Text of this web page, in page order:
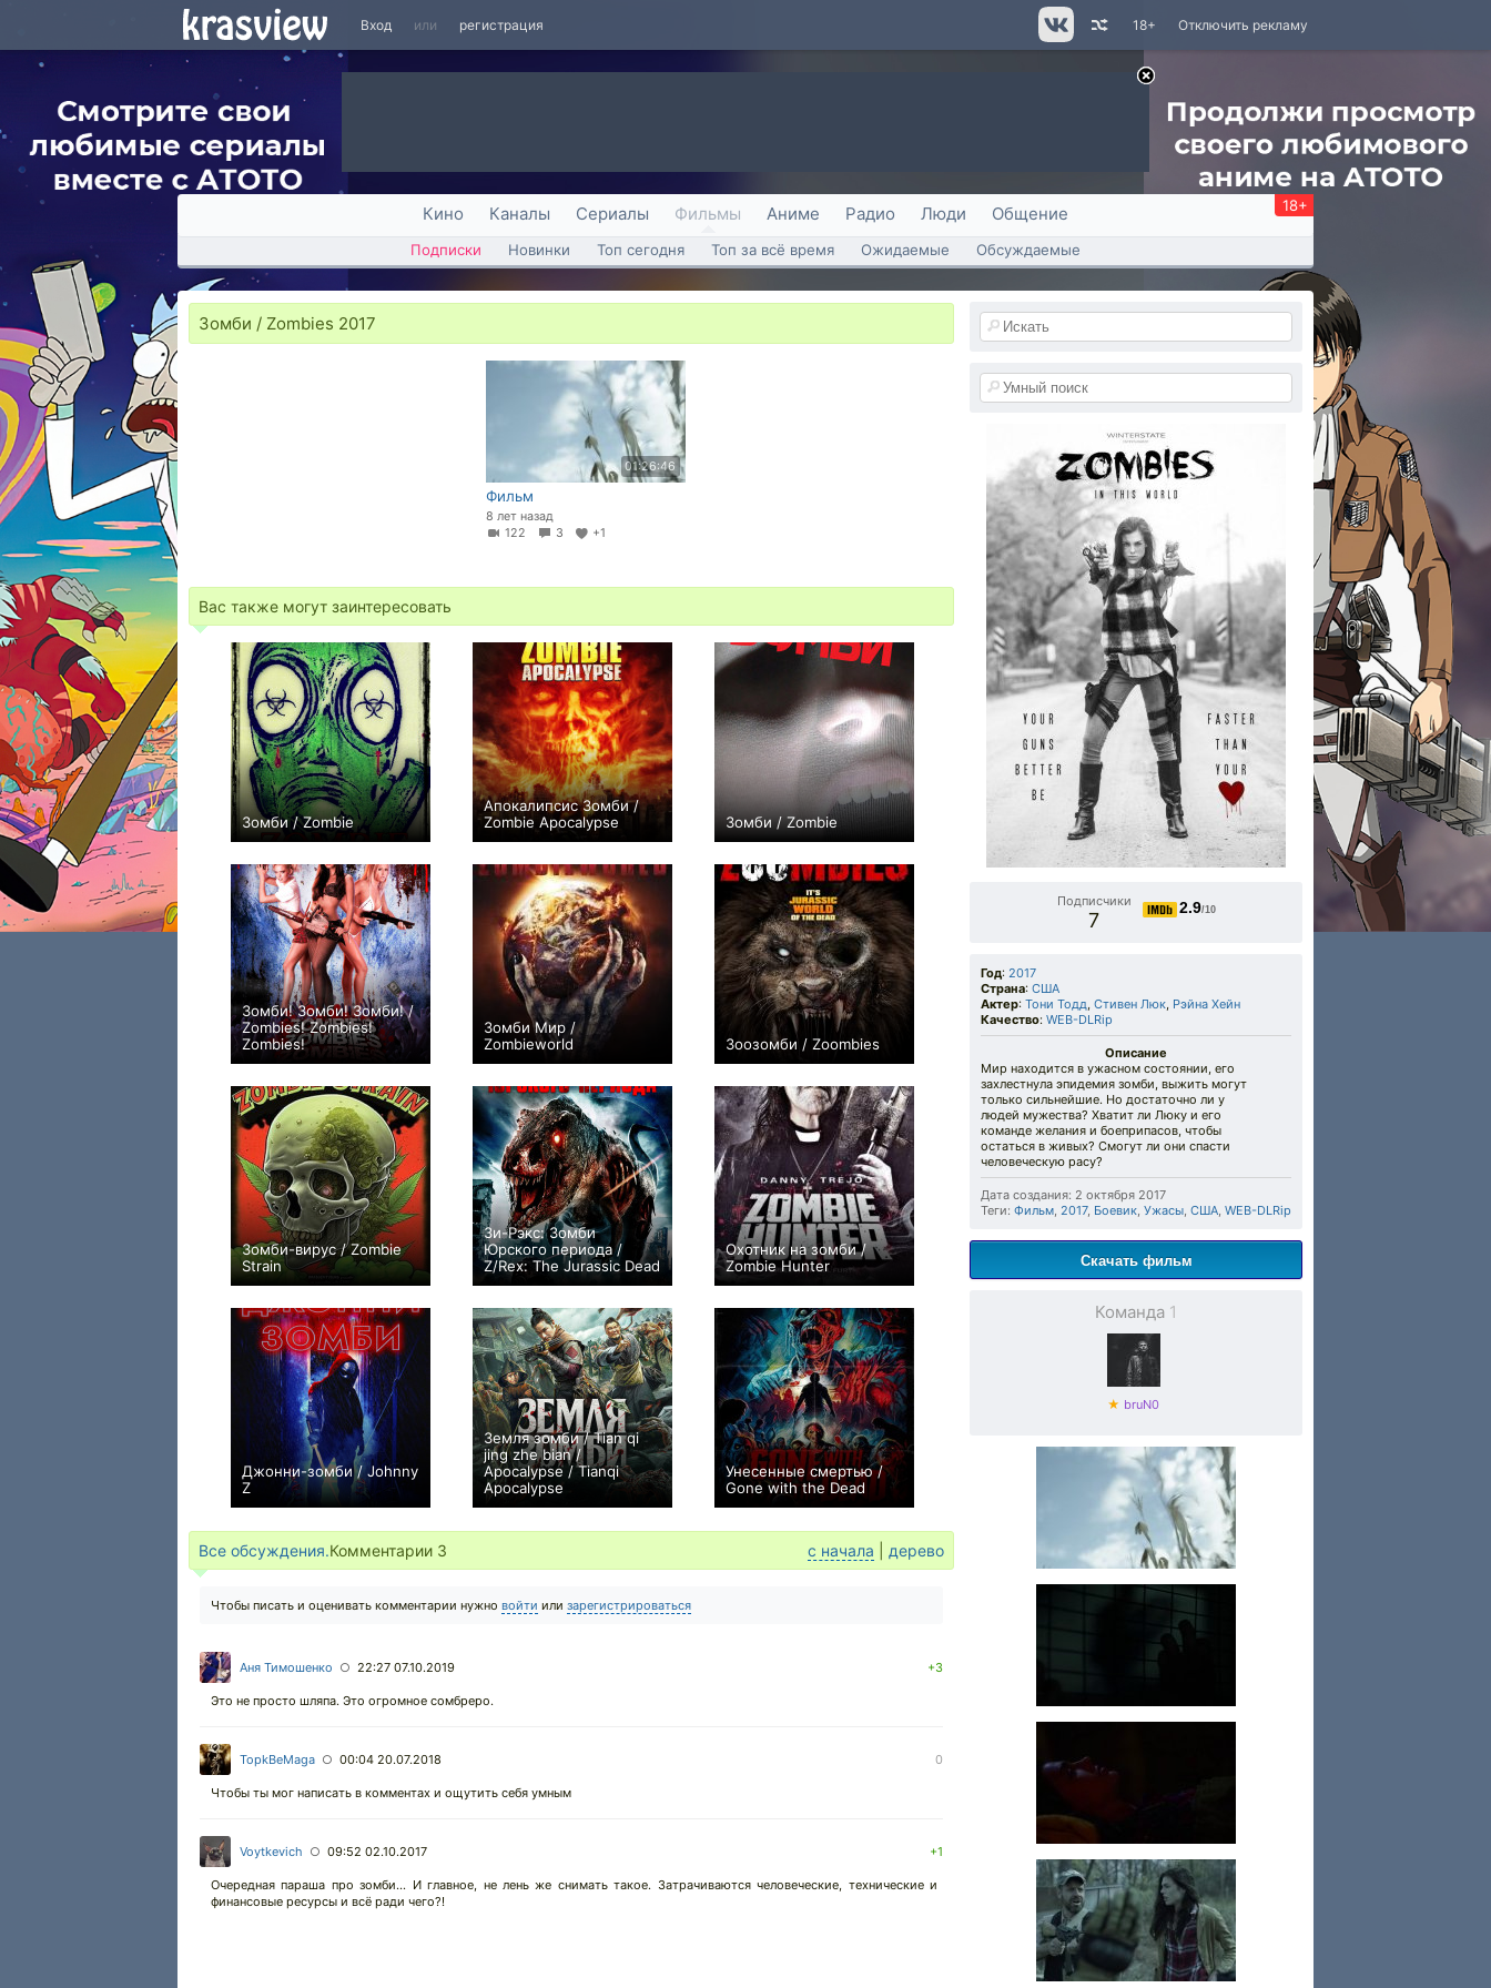
Вход или регистрация Отключить рекламу
18+
Кино Каналы Сериалы Фильмы Аниме Радио Люди Общение 18+
Подписки Новинки Топ сегодня Топ за всё время Ожидаемые Обсуждаемые
Зомби / Zombies 2017
01:26:46
Фильм
8 лет назад
122
3 +1
Вас также могут заинтересовать
Зомби / Zombie
+1
Апокалипсис Зомби /
Zombie Apocalypse
0
Зомби / Zombie
0
Зомби! Зомби! Зомби! /
Zombies! Zombies!
Zombies!
0
Зомби Мир /
Zombieworld
+2
Зоозомби / Zoombies
0
Зомби-вирус / Zombie
Strain
0
Зи-Рэкс: Зомби
Юрского периода /
Z/Rex: The Jurassic Dead
0
Охотник на зомби /
Zombie Hunter
−3
Джонни-зомби / Johnny
Z
−1
Земля зомби / Tian qi
jing zhe bian /
Apocalypse / Tianqi
Apocalypse
+5
Унесенные смертью /
Gone with the Dead
0
Все обсуждения.Комментарии 3 с начала дерево
Чтобы писать и оценивать комментарии нужно войти или зарегистрироваться
Аня Тимошенко ○ 22:27 07.10.2019 +3
Это не просто шляпа. Это огромное сомбреро.
TopkBeMaga ○ 00:04 20.07.2018 0
Чтобы ты мог написать в комментах и ощутить себя умным
Voytkevich ○ 09:52 02.10.2017 +1
Очередная параша про зомби... И главное, не лень же снимать такое. Затрачиваются человеческие, технические и
финансовые ресурсы и всё ради чего?!
Подписчики
7
2.9/10
Год: 2017
Страна: США
Актер: Тони Тодд, Стивен Люк, Рэйна Хейн
Качество: WEB-DLRip
Описание
Мир находится в ужасном состоянии, его
захлестнула эпидемия зомби, выжить могут
только сильнейшие. Но достаточно ли у
людей мужества? Хватит ли Люку и его
команде желания и боеприпасов, чтобы
остаться в живых? Смогут ли они спасти
человеческую расу?
Дата создания: 2 октября 2017
Теги: Фильм, 2017, Боевик, Ужасы, США, WEB-DLRip
Скачать фильм
Команда 1
★ bruN0